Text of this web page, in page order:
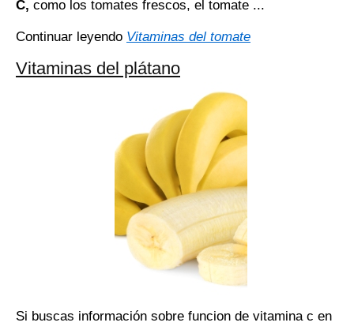
C, como los tomates frescos, el tomate ...
Continuar leyendo Vitaminas del tomate
Vitaminas del plátano
Si buscas información sobre funcion de vitamina c en